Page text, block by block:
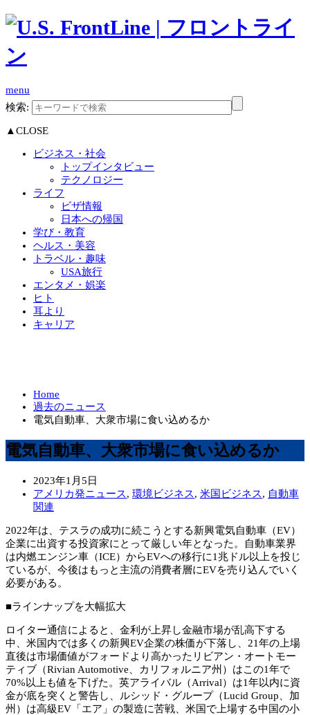
menu
検索:
▲CLOSE
ビジネス・社会
トップインタビュー
テクノロジー
ライフ
ビザ情報
日本への帰国
学び・教育
ヘルス・美容
トラベル・趣味
USA旅行
エンタメ・娯楽
ヒト
耳より
キャリア
Home
過去のニュース
電気自動車、大衆市場に食い込めるか
電気自動車、大衆市場に食い込めるか
2023年1月5日
アメリカ発ニュース, 環境ビジネス, 米国ビジネス, 自動車
関連
2022年は、テスラの成功に続こうとする新興電気自動車（EV）
企業に出資する投資家にとって厳しい年となった。自動車業界
は内燃エンジン車（ICE）からEVへの移行に1兆ドル以上を投じ
ているが、今後はもっと主流の消費者層にEVを売り込んでいく
必要がある。
■ラインナップを大幅拡大
ロイター通信によると、金利が上昇し金融市場が乱高下する
中、米国内では多くの新興EV企業の株価が下落し、21年の上場
直後は市場価値がフォードより高かったリビアン・オートモー
ティブ（Rivian Automotive、カリフォルニア州）はこの1年で
70%以上も値を下げた。英アライバル（Arrival）は1年以内に資
金が底を突くと警告し、ルシッド・グループ（Lucid Group、加
州）は高級EV「エア」の製造に苦戦、米国で上場する中国の小